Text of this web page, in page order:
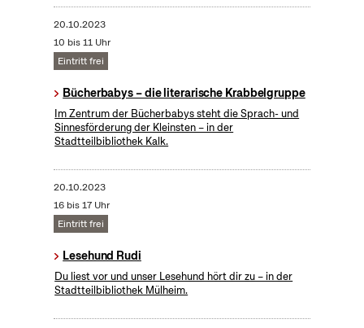
20.10.2023
10 bis 11 Uhr
Eintritt frei
Bücherbabys – die literarische Krabbelgruppe
Im Zentrum der Bücherbabys steht die Sprach- und
Sinnesförderung der Kleinsten – in der
Stadtteilbibliothek Kalk.
20.10.2023
16 bis 17 Uhr
Eintritt frei
Lesehund Rudi
Du liest vor und unser Lesehund hört dir zu – in der
Stadtteilbibliothek Mülheim.